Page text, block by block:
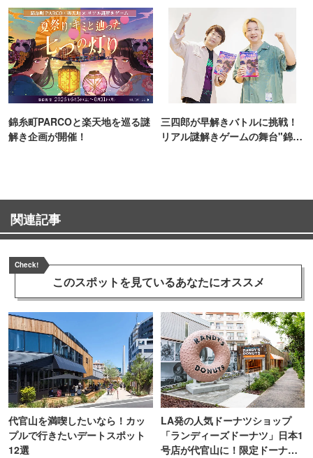
錦糸町PARCOと楽天地を巡る謎
解き企画が開催！
三四郎が早解きバトルに挑戦！
リアル謎解きゲームの舞台"錦糸
関連記事
Check!
このスポットを見ているあなたにオススメ
代官山を満喫したいなら！カッ
プルで行きたいデートスポット
12選
LA発の人気ドーナツショップ
「ランディーズドーナツ」日本1
号店が代官山に！限定ドーナツ